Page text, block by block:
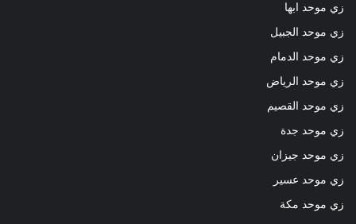
زي موحد ابها
زي موحد الجبيل
زي موحد الدمام
زي موحد الرياض
زي موحد القصيم
زي موحد جدة
زي موحد جيزان
زي موحد عسير
زي موحد مكة